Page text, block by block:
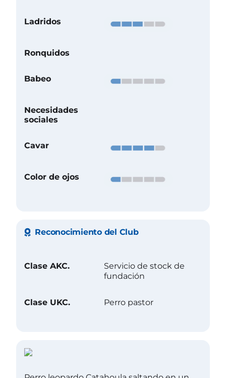
Ladridos
Ronquidos
Babeo
Necesidades
sociales
Cavar
Color de ojos
Reconocimiento del Club
Clase AKC.
Servicio de stock de
fundación
Clase UKC. Perro pastor